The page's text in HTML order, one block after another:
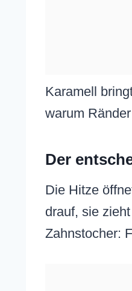
Karamell
warum
Der
Die Hitze
drauf, sie
Zahnstocher: